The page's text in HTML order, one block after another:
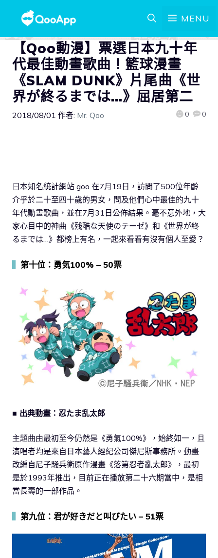
MENU
【Qoo動漫】票選日本九十年
代最佳動畫歌曲！籃球漫畫
《SLAM DUNK》片尾曲《世
界が終るまでは…》屈居第二
2018/08/01 作者: Mr. Qoo 0 0
日本知名統計網站 goo 在7月19日，訪問了500位年齡
介乎於二十至四十歲的男女，問及他們心中最佳的九十
年代動畫歌曲，並在7月31日公佈結果。毫不意外地，大
家心目中的神曲《残酷な天使のテーゼ》和《世界が終
るまでは…》都榜上有名，一起來看看有沒有個人至愛？
第十位：勇気100% – 50票
■ 出典動畫：忍たま乱太郎
主題曲由最初至今仍然是《勇氣100%》，始終如一，且
演唱者均是來自日本藝人經紀公司傑尼斯事務所。動畫
改編自尼子騒兵衛原作漫畫《落第忍者亂太郎》，最初
是於1993年推出，目前正在播放第二十六期當中，是相
當長壽的一部作品。
第九位：君が好きだと叫びたい – 51票